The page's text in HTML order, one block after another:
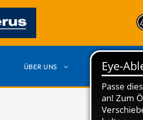
ÜBER UNS PARTNER